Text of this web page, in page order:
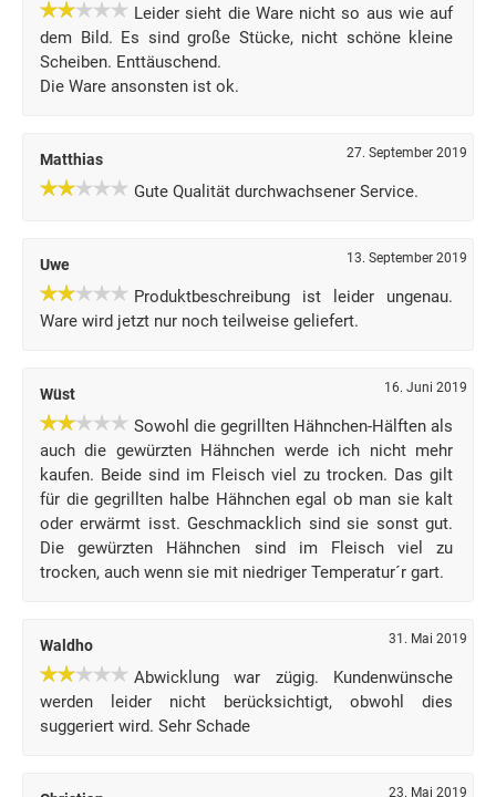
Leider sieht die Ware nicht so aus wie auf
dem Bild. Es sind große Stücke, nicht schöne kleine
Scheiben. Enttäuschend.
Die Ware ansonsten ist ok.
Matthias 27. September 2019
Gute Qualität durchwachsener Service.
Uwe 13. September 2019
Produktbeschreibung ist leider ungenau.
Ware wird jetzt nur noch teilweise geliefert.
Wüst 16. Juni 2019
Sowohl die gegrillten Hähnchen-Hälften als
auch die gewürzten Hähnchen werde ich nicht mehr
kaufen. Beide sind im Fleisch viel zu trocken. Das gilt
für die gegrillten halbe Hähnchen egal ob man sie kalt
oder erwärmt isst. Geschmacklich sind sie sonst gut.
Die gewürzten Hähnchen sind im Fleisch viel zu
trocken, auch wenn sie mit niedriger Temperatur´r gart.
Waldho 31. Mai 2019
Abwicklung war zügig. Kundenwünsche
werden leider nicht berücksichtigt, obwohl dies
suggeriert wird. Sehr Schade
23. Mai 2019